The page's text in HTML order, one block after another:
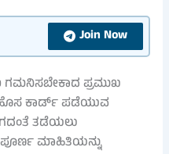
Join Now
ಗಮನಿಸಬೇಕಾದ ಪ್ರಮುಖ
ಹೊಸ ಕಾರ್ಡ್ ಪಡೆಯುವ
ತಡೆಯಲು
ಮಾಹಿತಿಯನ್ನು